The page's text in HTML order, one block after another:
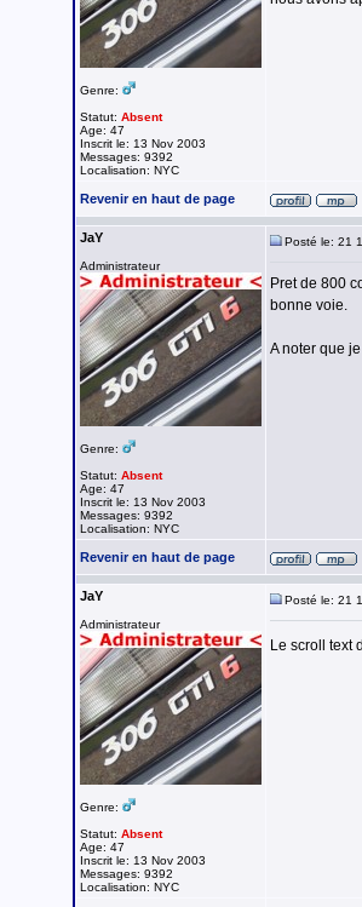
Genre:
Statut: Absent
Age: 47
Inscrit le: 13 Nov 2003
Messages: 9392
Localisation: NYC
Revenir en haut de page
JaY
Administrateur
Genre:
Statut: Absent
Age: 47
Inscrit le: 13 Nov 2003
Messages: 9392
Localisation: NYC
Posté le: 21
Pret de 800
bonne voie.
A noter que
Revenir en haut de page
JaY
Administrateur
Genre:
Statut: Absent
Age: 47
Inscrit le: 13 Nov 2003
Messages: 9392
Localisation: NYC
Posté le: 21
Le scroll text